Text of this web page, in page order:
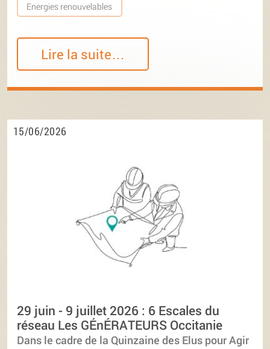
Energies renouvelables
Lire la suite…
15/06/2026
29 juin - 9 juillet 2026 : 6 Escales du
réseau Les GÉnÉRATEURS Occitanie
Dans le cadre de la Quinzaine des Elus pour Agir